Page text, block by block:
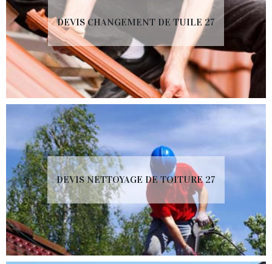
DEVIS CHANGEMENT DE TUILE 27
DEVIS NETTOYAGE DE TOITURE 27